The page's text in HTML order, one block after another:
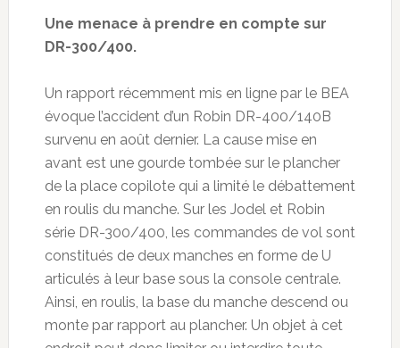
Une menace à prendre en compte sur
DR-300/400.
Un rapport récemment mis en ligne par le BEA
évoque l’accident d’un Robin DR-400/140B
survenu en août dernier. La cause mise en
avant est une gourde tombée sur le plancher
de la place copilote qui a limité le débattement
en roulis du manche. Sur les Jodel et Robin
série DR-300/400, les commandes de vol sont
constitués de deux manches en forme de U
articulés à leur base sous la console centrale.
Ainsi, en roulis, la base du manche descend ou
monte par rapport au plancher. Un objet à cet